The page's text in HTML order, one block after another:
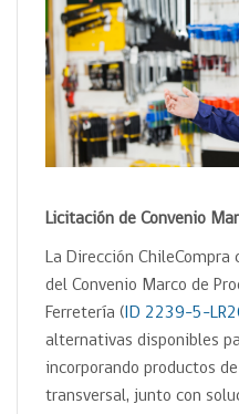
Licitación de Convenio
La Dirección
del Convenio Marco de
Ferretería (ID 2239-5-
alternativas disponibles
incorporando productos
transversal, junto con